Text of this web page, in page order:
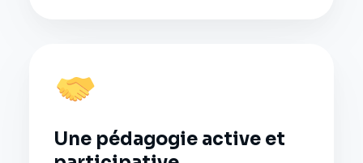
Une pédagogie active et